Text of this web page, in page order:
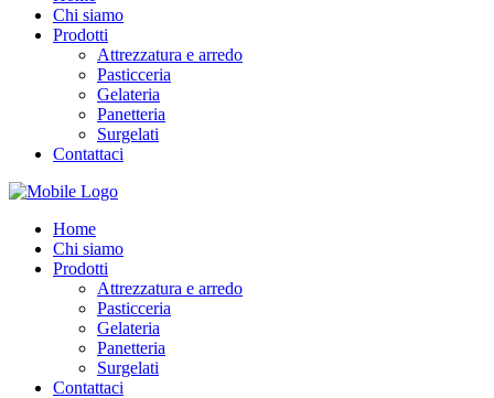
Chi siamo
Prodotti
Attrezzatura e arredo
Pasticceria
Gelateria
Panetteria
Surgelati
Contattaci
Home
Chi siamo
Prodotti
Attrezzatura e arredo
Pasticceria
Gelateria
Panetteria
Surgelati
Contattaci